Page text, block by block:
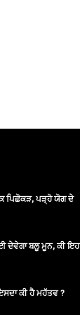
ਪਿਛੋਕੜ, ਪੜ੍ਹੋ ਯੋਗ ਦੇ
ਦੇਵੇਗਾ ਬਲੂ ਮੂਨ, ਕੀ ਇਹ
ਕੀ ਹੈ ਮਹੱਤਵ ?